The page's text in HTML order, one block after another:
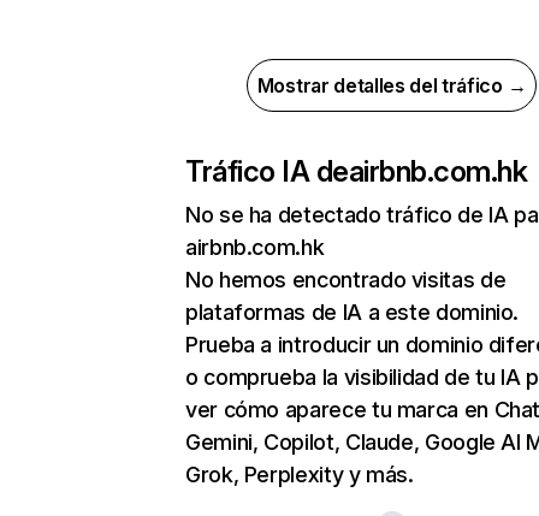
Mostrar detalles del tráfico →
Tráfico IA deairbnb.com.hk
No se ha detectado tráfico de IA
airbnb.com.hk
No hemos encontrado visitas de
plataformas de IA a este dominio.
Prueba a introducir un dominio
o comprueba la visibilidad de tu IA
ver cómo aparece tu marca en
Gemini, Copilot, Claude, Google AI
Grok, Perplexity y más.